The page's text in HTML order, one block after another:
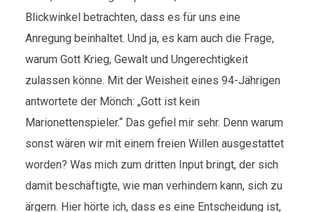
Blickwinkel betrachten, dass es für uns eine
Anregung beinhaltet. Und ja, es kam auch die Frage,
warum Gott Krieg, Gewalt und Ungerechtigkeit
zulassen könne. Mit der Weisheit eines 94-Jährigen
antwortete der Mönch: „Gott ist kein
Marionettenspieler.“ Das gefiel mir sehr. Denn warum
sonst wären wir mit einem freien Willen ausgestattet
worden? Was mich zum dritten Input bringt, der sich
damit beschäftigte, wie man verhindern kann, sich zu
ärgern. Hier hörte ich, dass es eine Entscheidung ist,